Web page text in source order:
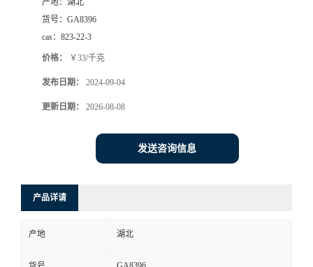
货号： GA8396
cas： 823-22-3
价格： ￥33/千克
发布日期： 2024-09-04
更新日期： 2026-08-08
发送咨询信息
产品详请
产地 湖北